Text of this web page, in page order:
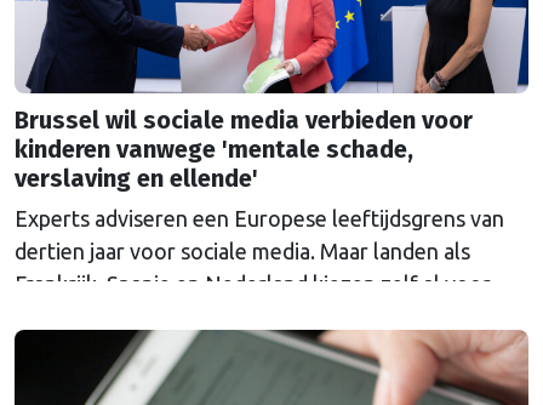
Brussel wil sociale media verbieden voor
kinderen vanwege 'mentale schade,
verslaving en ellende'
Experts adviseren een Europese leeftijdsgrens van
dertien jaar voor sociale media. Maar landen als
Frankrijk, Spanje en Nederland kiezen zelf al voor